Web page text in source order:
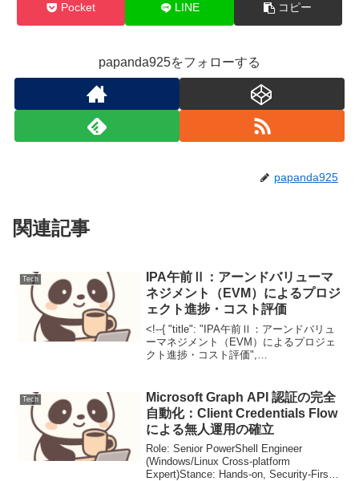
Pocket LINE コピー
papanda925をフォローする
papanda925
関連記事
Tech
IPA午前Ⅱ：アーンドバリューマ
ネジメント（EVM）によるプロジ
ェクト進捗・コスト評価
<!--{ "title": "IPA午前Ⅱ：アーンドバリュ
ーマネジメント（EVM）によるプロジェ
クト進捗・コスト評価",
Tech
Microsoft Graph API 認証の完全
自動化：Client Credentials Flow
による無人運用の確立
Role: Senior PowerShell Engineer
(Windows/Linux Cross-platform
Expert)Stance: Hands-on, Security-First,